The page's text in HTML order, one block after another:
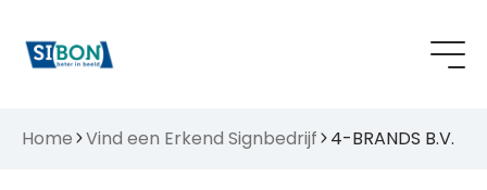
Home Vind een Erkend Signbedrijf 4-BRANDS B.V.